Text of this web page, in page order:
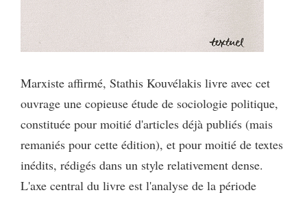
Marxiste affirmé, Stathis Kouvélakis livre avec cet
ouvrage une copieuse étude de sociologie politique,
constituée pour moitié d'articles déjà publiés (mais
remaniés pour cette édition), et pour moitié de textes
inédits, rédigés dans un style relativement dense.
L'axe central du livre est l'analyse de la période